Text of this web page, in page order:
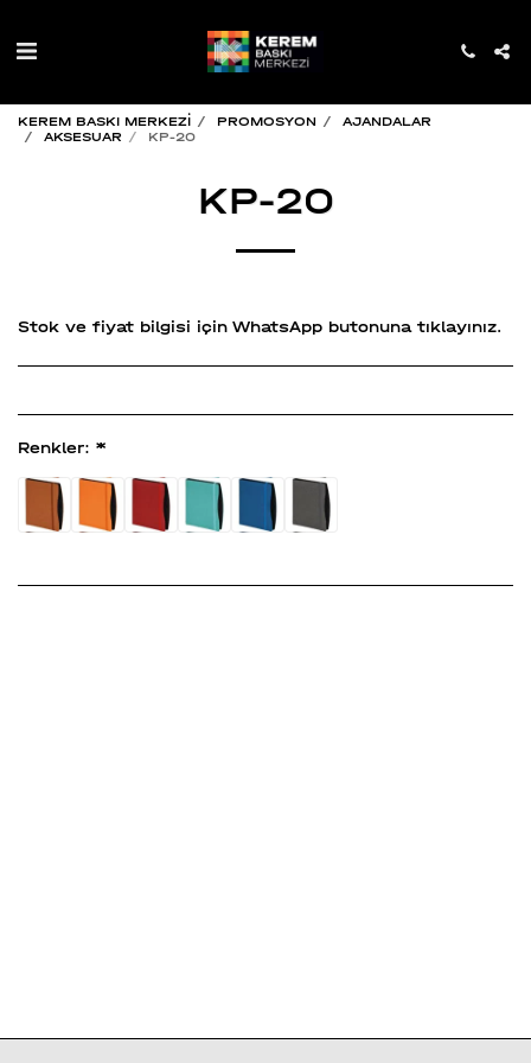
KEREM BASKI MERKEZİ PROMOSYON
AJANDALAR
AKSESUAR
KP-20
KP-20
Stok ve fiyat bilgisi için WhatsApp butonuna tıklayınız.
Renkler: *